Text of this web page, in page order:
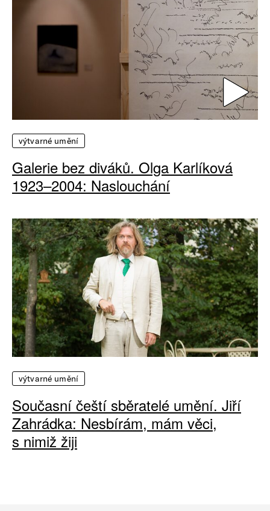
výtvarné umění
Galerie bez diváků. Olga Karlíková
1923–2004: Naslouchání
výtvarné umění
Současní čeští sběratelé umění. Jiří
Zahrádka: Nesbírám, mám věci,
s nimiž žiji